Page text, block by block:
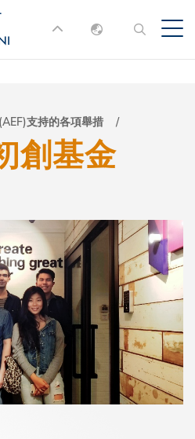
HKUST
ACADEMIC
LIBRARY
JOBS@HKUST
English
支持的各項舉措
創基金